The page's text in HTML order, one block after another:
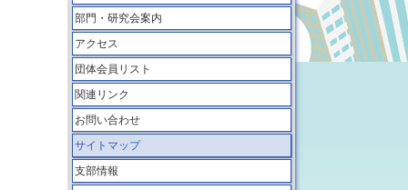
部門・研究会案内
アクセス
団体会員リスト
関連リンク
お問い合わせ
サイトマップ
支部情報